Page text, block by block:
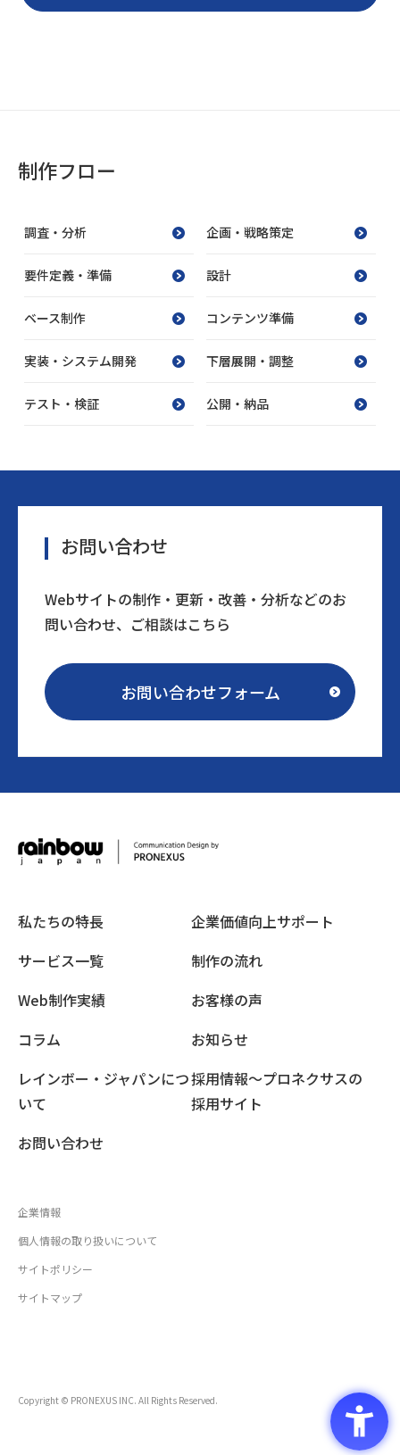
制作フロー
調査・分析 企画・戦略策定
要件定義・準備 設計
ベース制作 コンテンツ準備
実装・システム開発 下層展開・調整
テスト・検証 公開・納品
お問い合わせ
Webサイトの制作・更新・改善・分析などのお
問い合わせ、ご相談はこちら
お問い合わせフォーム
私たちの特長
企業価値向上サポート
サービス一覧
制作の流れ
Web制作実績
お客様の声
コラム
お知らせ
レインボー・ジャパンにつ
いて
採用情報〜プロネクサスの
採用サイト
お問い合わせ
企業情報
個人情報の取り扱いについて
サイトポリシー
サイトマップ
Copyright © PRONEXUS INC. All Rights Reserved.